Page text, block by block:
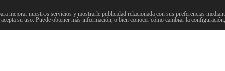
mejorar nuestros servicios y mostrarle publicidad relacionada con sus preferencias
su uso. Puede obtener más información, o bien conocer cómo cambiar la